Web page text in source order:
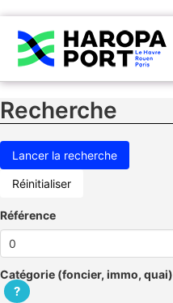
Recherche
Réinitialiser
Référence
Catégorie (foncier, immo, quai)
?